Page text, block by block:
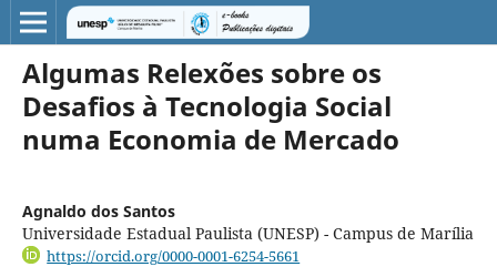
Algumas Relexões sobre os
Desafios à Tecnologia Social
numa Economia de Mercado
Agnaldo dos Santos
Universidade Estadual Paulista (UNESP) - Campus de Marília
https://orcid.org/0000-0001-6254-5661